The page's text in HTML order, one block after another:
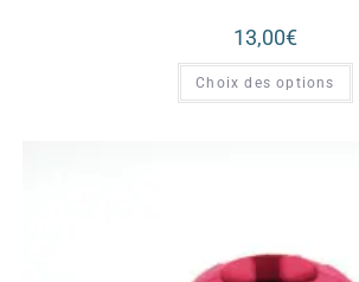
13,00€
Choix des options